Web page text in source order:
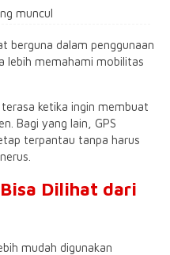
muncul
berguna dalam penggunaan
lebih memahami mobilitas
ketika ingin membuat
Bagi yang lain, GPS
terpantau tanpa harus
Dilihat dari
mudah digunakan